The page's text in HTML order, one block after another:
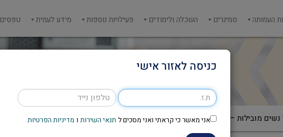
העמותה סמינרים השכלה ולימודים פעילויות נוספות מידע לעמית טפסים
מובילות – פריז 2025
כניסה לאזור אישי
אני מאשר כי קראתי ואני מסכים ל תנאי השירות ו מדיניות הפרטיות